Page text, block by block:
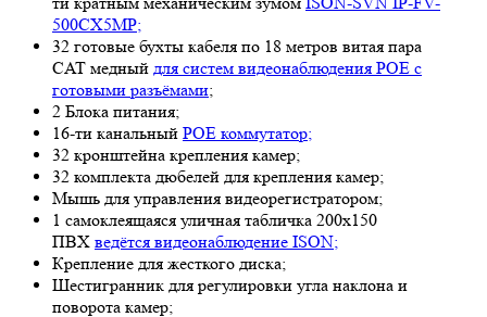
500CX5MP;
32 готовые бухты кабеля по 18 метров витая пара
CAT медный для систем видеонаблюдения POE с
готовыми разъёмами;
2 Блока питания;
16-ти канальный POE коммутатор;
32 кронштейна крепления камер;
32 комплекта дюбелей для крепления камер;
Мышь для управления видеорегистратором;
1 самоклеящаяся уличная табличка 200х150
ПВХ ведётся видеонаблюдение ISON;
Крепление для жесткого диска;
Шестигранник для регулировки угла наклона и
поворота камер;